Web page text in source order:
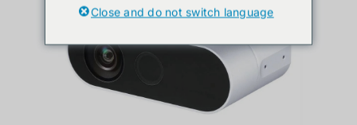
ニュース
サービス
Close and do not switch language